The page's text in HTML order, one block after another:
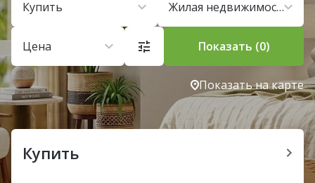
Купить Жилая недвижимость
Цена Показать (0)
Показать на карте
Купить